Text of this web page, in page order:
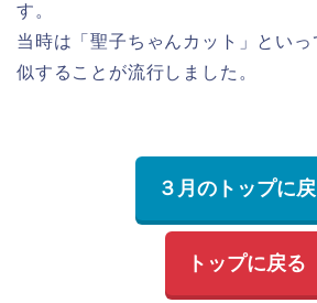
す。
当時は「聖子ちゃんカット」とい
似することが流行しました。
３月のトップに
トップに戻る